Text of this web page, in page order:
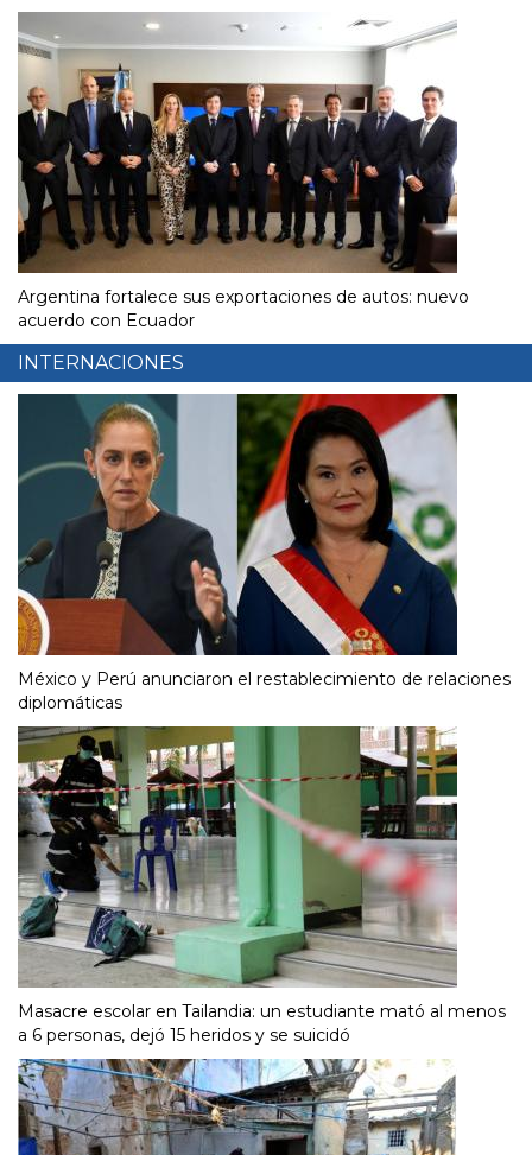
Argentina fortalece sus exportaciones de autos: nuevo
acuerdo con Ecuador
INTERNACIONES
México y Perú anunciaron el restablecimiento de relaciones
diplomáticas
Masacre escolar en Tailandia: un estudiante mató al menos
a 6 personas, dejó 15 heridos y se suicidó